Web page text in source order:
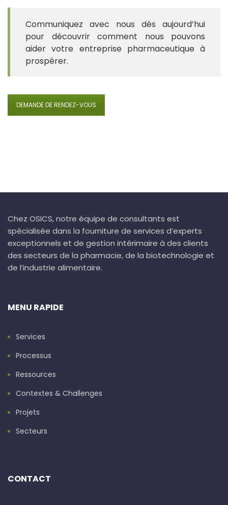
Communiquez avec nous dès aujourd’hui
pour découvrir comment nous pouvons
aider votre entreprise pharmaceutique à
prospérer.
DEMANDE DE RENDEZ-VOUS
Chez OSICS, notre équipe de consultants est
spécialisée dans la fourniture de services d’experts
exceptionnels et de gestion intérimaire à des clients
des secteurs de la pharmacie, de la biotechnologie et
de l’industrie alimentaire.
MENU RAPIDE
Services
Processus
Ressources
Contextes & Challenges
Projets
Secteurs
CONTACT